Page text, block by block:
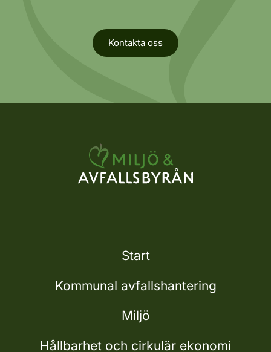
Kontakta oss
Start
Kommunal avfallshantering
Miljö
Hållbarhet och cirkulär ekonomi